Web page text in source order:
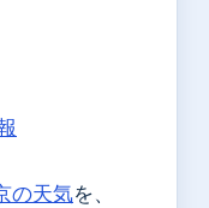
の天気を、